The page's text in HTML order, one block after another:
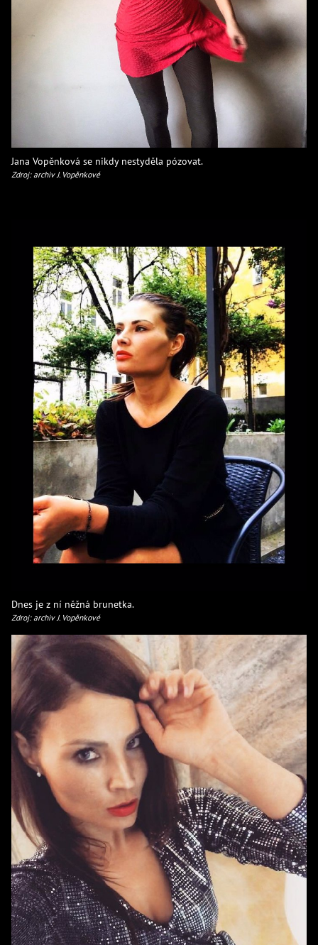
Jana Vopěnková se nikdy nestyděla pózovat.
Zdroj: archiv J. Vopěnkové
Dnes je z ní něžná brunetka.
Zdroj: archiv J. Vopěnkové